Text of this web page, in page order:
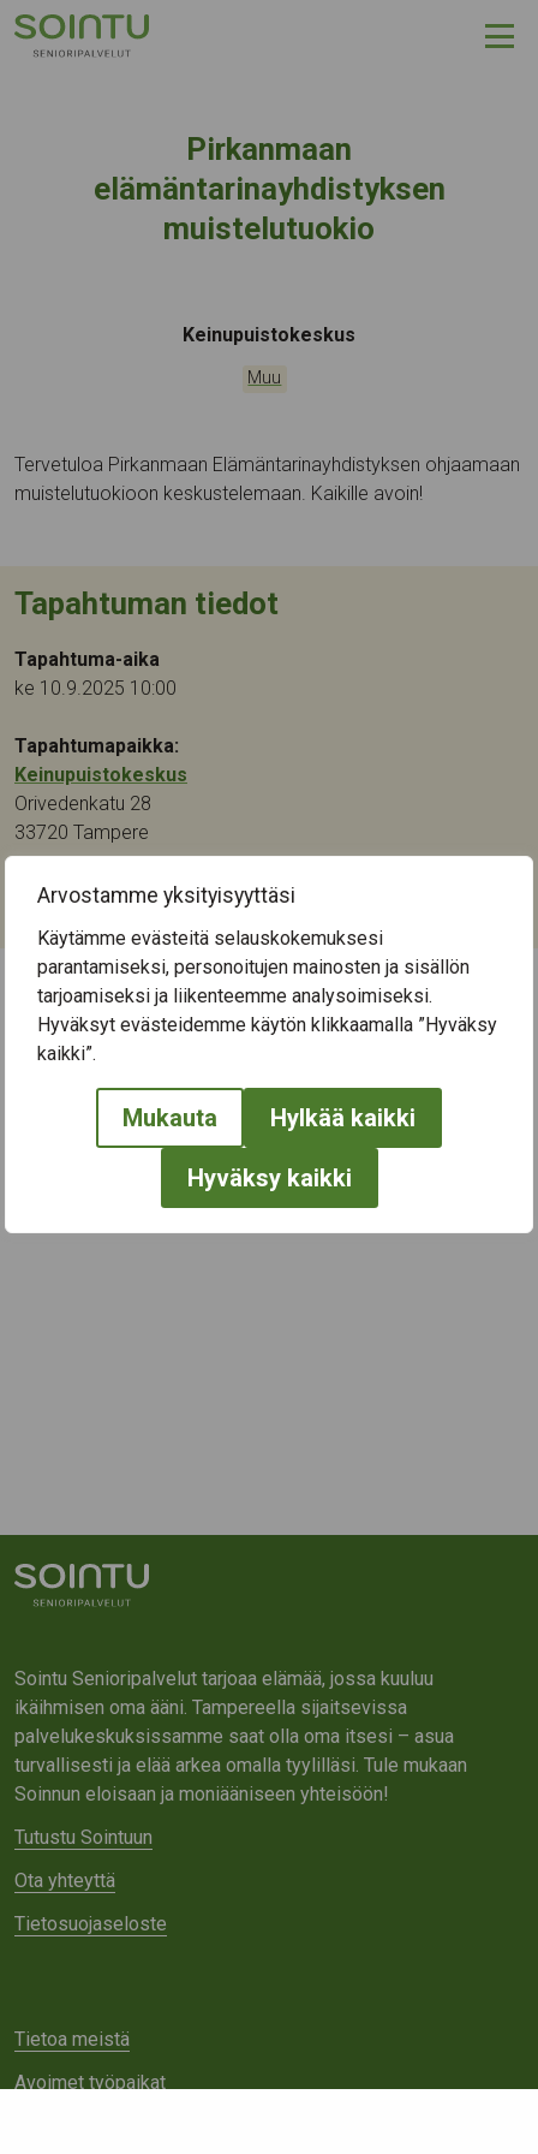
Arvostamme yksityisyyttäsi
Käytämme evästeitä selauskokemuksesi
parantamiseksi, personoitujen mainosten ja sisällön
tarjoamiseksi ja liikenteemme analysoimiseksi.
Hyväksyt evästeidemme käytön klikkaamalla ”Hyväksy
kaikki”.
Mukauta Hylkää kaikki
Hyväksy kaikki
Hyppää sisältöön
Pirkanmaan
elämäntarinayhdistyksen
muistelutuokio
Tapahtumapaikka:
Keinupuistokeskus
Kategoriat:
Muu
Tervetuloa Pirkanmaan Elämäntarinayhdistyksen ohjaamaan
muistelutuokioon keskustelemaan. Kaikille avoin!
Tapahtuman tiedot
Tapahtuma-aika
ke 10.9.2025 10:00
Tapahtumapaikka:
Keinupuistokeskus
Orivedenkatu 28
33720 Tampere
Kategoriat:
← Näytä kaikki tapahtumat
Sointu Senioripalvelut tarjoaa elämää, jossa kuuluu
ikäihmisen oma ääni. Tampereella sijaitsevissa
palvelukeskuksissamme saat olla oma itsesi – asua
turvallisesti ja elää arkea omalla tyylilläsi. Tule mukaan
Soinnun eloisaan ja moniääniseen yhteisöön!
Tutustu Sointuun
Ota yhteyttä
Tietosuojaseloste
Tietoa meistä
Avoimet työpaikat